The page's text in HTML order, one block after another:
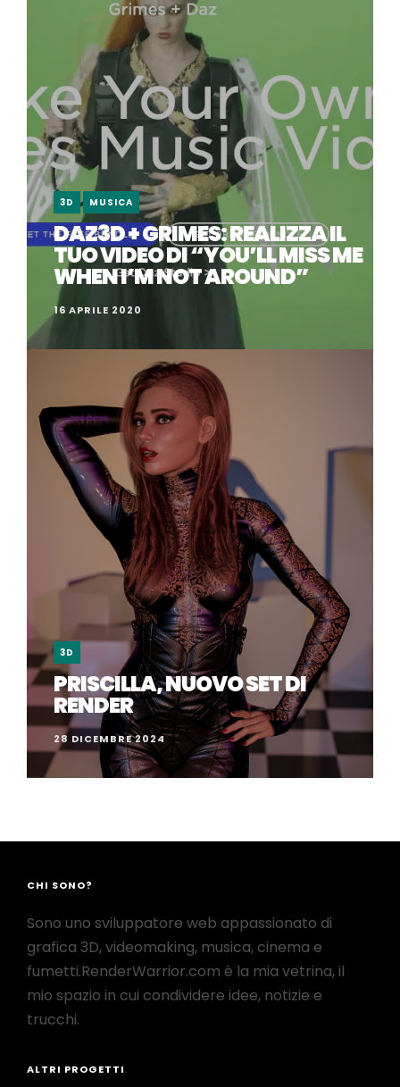
3D MUSICA
DAZ3D + GRIMES: REALIZZA IL
TUO VIDEO DI “YOU’LL MISS ME
WHEN I’M NOT AROUND”
16 APRILE 2020
3D
PRISCILLA, NUOVO SET DI
RENDER
28 DICEMBRE 2024
CHI SONO?
Sono uno sviluppatore web appassionato di
grafica 3D, videomaking, musica, cinema e
fumetti.RenderWarrior.com è la mia vetrina, il
mio spazio in cui condividere idee, notizie e
trucchi.
ALTRI PROGETTI